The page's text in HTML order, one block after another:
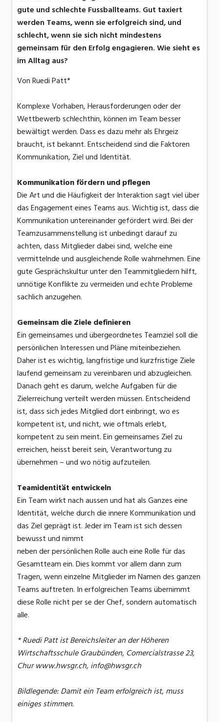
gute und schlechte Fussballteams. Gut taxiert
werden Teams, wenn sie erfolgreich sind, und
schlecht, wenn sie sich nicht mindestens
gemeinsam für den Erfolg engagieren. Wie sieht es
im Alltag aus?
Von Ruedi Patt*
Komplexe Vorhaben, Herausforderungen oder der
Wettbewerb schlechthin, können im Team besser
bewältigt werden. Dass es dazu mehr als Ehrgeiz
braucht, ist bekannt. Entscheidend sind die Faktoren
Kommunikation, Ziel und Identität.
Kommunikation fördern und pflegen
Die Art und die Häufigkeit der Interaktion sagt viel über
das Engagement eines Teams aus. Wichtig ist, dass die
Kommunikation untereinander gefördert wird. Bei der
Teamzusammenstellung ist unbedingt darauf zu
achten, dass Mitglieder dabei sind, welche eine
vermittelnde und ausgleichende Rolle wahrnehmen. Eine
gute Gesprächskultur unter den Teammitgliedern hilft,
unnötige Konflikte zu vermeiden und echte Probleme
sachlich anzugehen.
Gemeinsam die Ziele definieren
Ein gemeinsames und übergeordnetes Teamziel soll die
persönlichen Interessen und Pläne miteinbeziehen.
Daher ist es wichtig, langfristige und kurzfristige Ziele
laufend gemeinsam zu vereinbaren und abzugleichen.
Danach geht es darum, welche Aufgaben für die
Zielerreichung verteilt werden müssen. Entscheidend
ist, dass sich jedes Mitglied dort einbringt, wo es
kompetent ist, und nicht, wie oftmals erlebt,
kompetent zu sein meint. Ein gemeinsames Ziel zu
erreichen, heisst bereit sein, Verantwortung zu
übernehmen – und wo nötig aufzuteilen.
Teamidentität entwickeln
Ein Team wirkt nach aussen und hat als Ganzes eine
Identität, welche durch die innere Kommunikation und
das Ziel geprägt ist. Jeder im Team ist sich dessen
bewusst und nimmt
neben der persönlichen Rolle auch eine Rolle für das
Gesamtteam ein. Dies kommt vor allem dann zum
Tragen, wenn einzelne Mitglieder im Namen des ganzen
Teams auftreten. In erfolgreichen Teams übernimmt
diese Rolle nicht per se der Chef, sondern automatisch
alle.
* Ruedi Patt ist Bereichsleiter an der Höheren
Wirtschaftsschule Graubünden, Comercialstrasse 23,
Chur www.hwsgr.ch, info@hwsgr.ch
Bildlegende: Damit ein Team erfolgreich ist, muss
einiges stimmen.